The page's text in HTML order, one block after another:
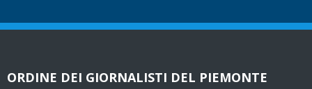
ORDINE DEI GIORNALISTI DEL PIEMONTE